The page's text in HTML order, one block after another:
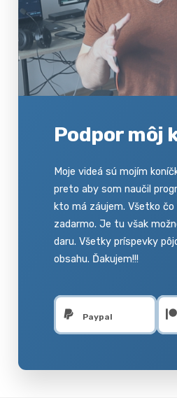
Podpor môj
Moje videá sú mojím
preto aby som naučil
kto má záujem. Všetko čo
zadarmo. Je tu však
daru. Všetky príspevky
obsahu. Ďakujem!!!
Paypal